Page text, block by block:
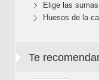
Elige las
Huesos de la
Te